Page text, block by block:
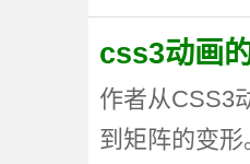
css3动画
作者从CSS3
到矩阵的变